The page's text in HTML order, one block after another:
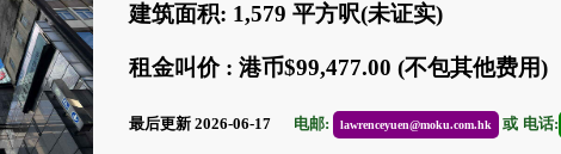
建筑面积: 1,579 平方呎(未证实)
租金叫价 : 港币$99,477.00 (不包其他费用)
最后更新 2026-06-17 电邮: lawrenceyuen@moku.com.hk 或 电话: